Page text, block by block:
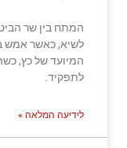
המתח בין שר
המיועד של כץ,
לתפקיד.
לידיעה המלאה »